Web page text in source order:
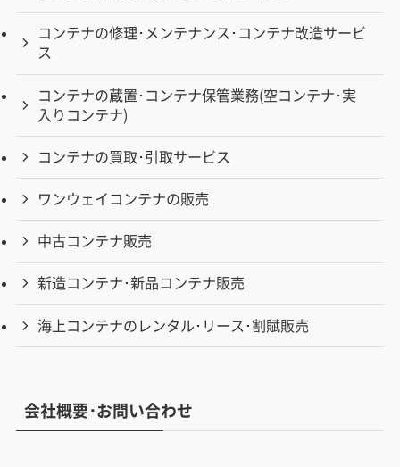
コンテナの修理･メンテナンス･コンテナ改造サービ
ス
コンテナの蔵置･コンテナ保管業務(空コンテナ･実
入りコンテナ)
コンテナの買取･引取サービス
ワンウェイコンテナの販売
中古コンテナ販売
新造コンテナ･新品コンテナ販売
海上コンテナのレンタル･リース･割賦販売
会社概要･お問い合わせ